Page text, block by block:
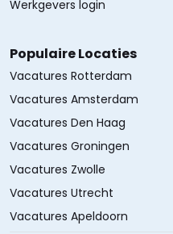
Werkgevers login
Populaire Locaties
Vacatures Rotterdam
Vacatures Amsterdam
Vacatures Den Haag
Vacatures Groningen
Vacatures Zwolle
Vacatures Utrecht
Vacatures Apeldoorn